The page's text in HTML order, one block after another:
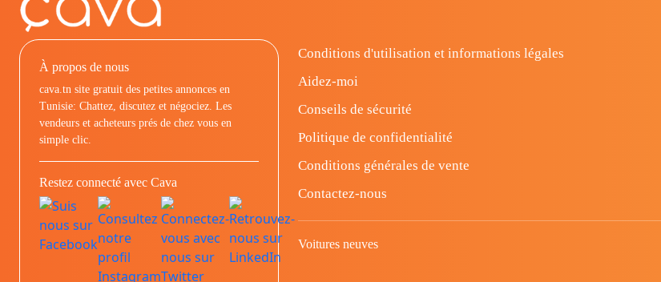
À propos de nous
cava.tn site gratuit des petites annonces en
Tunisie: Chattez, discutez et négociez. Les
vendeurs et acheteurs prés de chez vous en
simple clic.
Restez connecté avec Cava
Conditions d'utilisation et informations légales
Aidez-moi
Conseils de sécurité
Politique de confidentialité
Conditions générales de vente
Contactez-nous
Voitures neuves